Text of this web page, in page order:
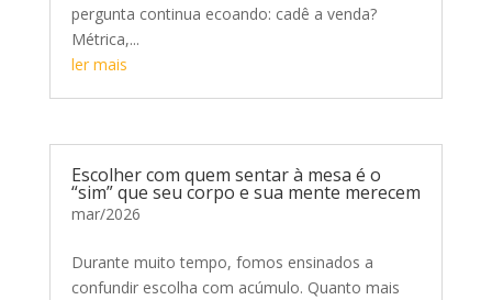
pergunta continua ecoando: cadê a venda?
Métrica,...
ler mais
Escolher com quem sentar à mesa é o
“sim” que seu corpo e sua mente merecem
mar/2026
Durante muito tempo, fomos ensinados a
confundir escolha com acúmulo. Quanto mais